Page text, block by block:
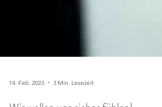
14. Feb. 2023 3 Min. Lesezeit